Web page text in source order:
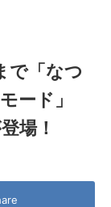
で「なつ
ード」
場！